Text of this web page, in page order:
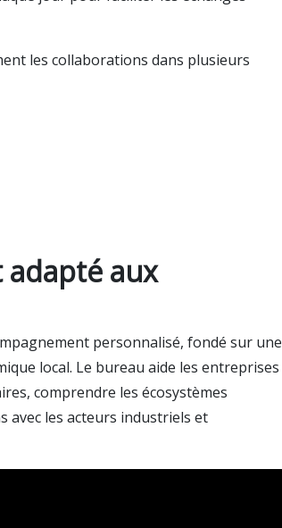
les collaborations dans plusieurs
aux
personnalisé, fondé sur une
local. Le bureau aide les entreprises
comprendre les écosystèmes
avec les acteurs industriels et